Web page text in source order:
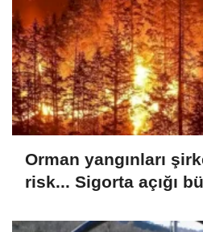
Orman yangınları
risk... Sigorta açığı